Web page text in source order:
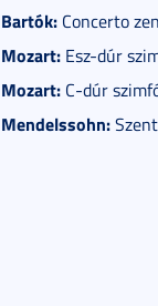
Bartók: Concerto
Mozart: Esz-dúr
Mozart: C-dúr
Mendelssohn: